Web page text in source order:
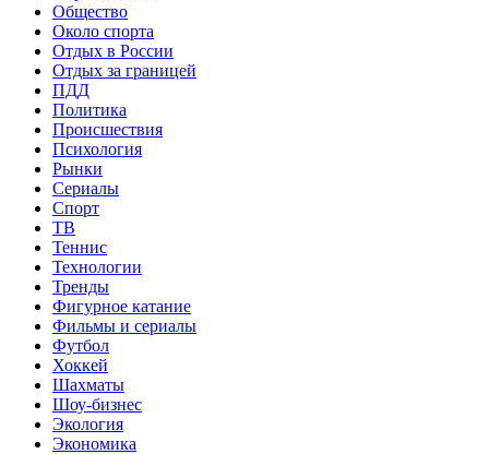
Общество
Около спорта
Отдых в России
Отдых за границей
ПДД
Политика
Происшествия
Психология
Рынки
Сериалы
Спорт
ТВ
Теннис
Технологии
Тренды
Фигурное катание
Фильмы и сериалы
Футбол
Хоккей
Шахматы
Шоу-бизнес
Экология
Экономика